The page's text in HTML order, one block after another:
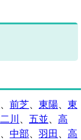
前芝 東陽
東
二川 五並
高
中部 羽田
高